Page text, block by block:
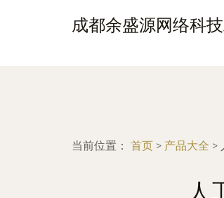
成都余盛源网络科
当前位置： 首页 > 产品大全 >
人